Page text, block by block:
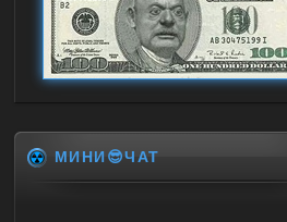
МИНИ😎ЧАТ